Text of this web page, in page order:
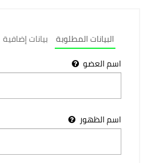
البيانات المطلوبة بيانات إضافية
اسم العضو
اسم الظهور